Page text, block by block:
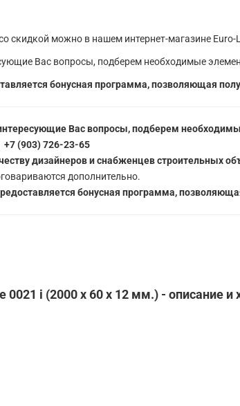
скидкой можно в нашем интернет-магазине Euro-
Вас вопросы, подберем необходимые
бонусная программа, позволяющая
Вас вопросы, подберем
(903) 726-23-65
дизайнеров и снабженцев строительных
дополнительно.
бонусная программа,
0021 i (2000 x 60 x 12 мм.) - описание и